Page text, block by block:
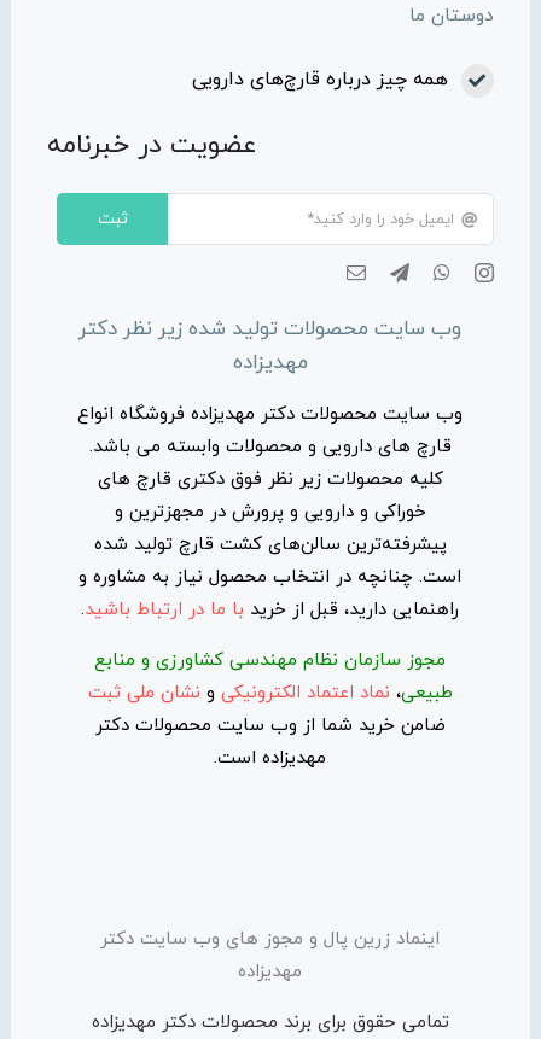
دوستان ما
همه چیز درباره قارچ‌های دارویی
عضویت در خبرنامه
ثبت
وب سایت محصولات تولید شده زیر نظر دکتر
مهدیزاده
وب سایت محصولات دکتر مهدیزاده فروشگاه انواع
قارچ های دارویی و محصولات وابسته می باشد.
کلیه محصولات زیر نظر فوق دکتری قارچ های
خوراکی و دارویی و پرورش در مجهزترین و
پیشرفته‌ترین سالن‌های کشت قارچ تولید شده
است. چنانچه در انتخاب محصول نیاز به مشاوره و
راهنمایی دارید، قبل از خرید با ما در ارتباط باشید.
مجوز سازمان نظام مهندسی کشاورزی و منابع
طبیعی، نماد اعتماد الکترونیکی و نشان ملی ثبت
ضامن خرید شما از وب سایت محصولات دکتر
مهدیزاده است.
اینماد زرین پال و مجوز های وب سایت دکتر
مهدیزاده
تمامی حقوق برای برند محصولات دکتر مهدیزاده